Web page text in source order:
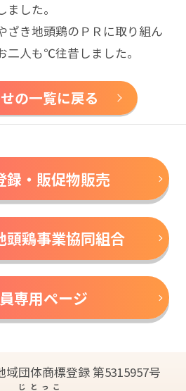
した。
ざき地頭鶏のＰＲに取り組ん
二人も℃往昔しました。
の一覧に戻る
録・販促物販売
頭鶏事業協同組合
専用ページ
域団体商標登録 第5315957号
じとっこ